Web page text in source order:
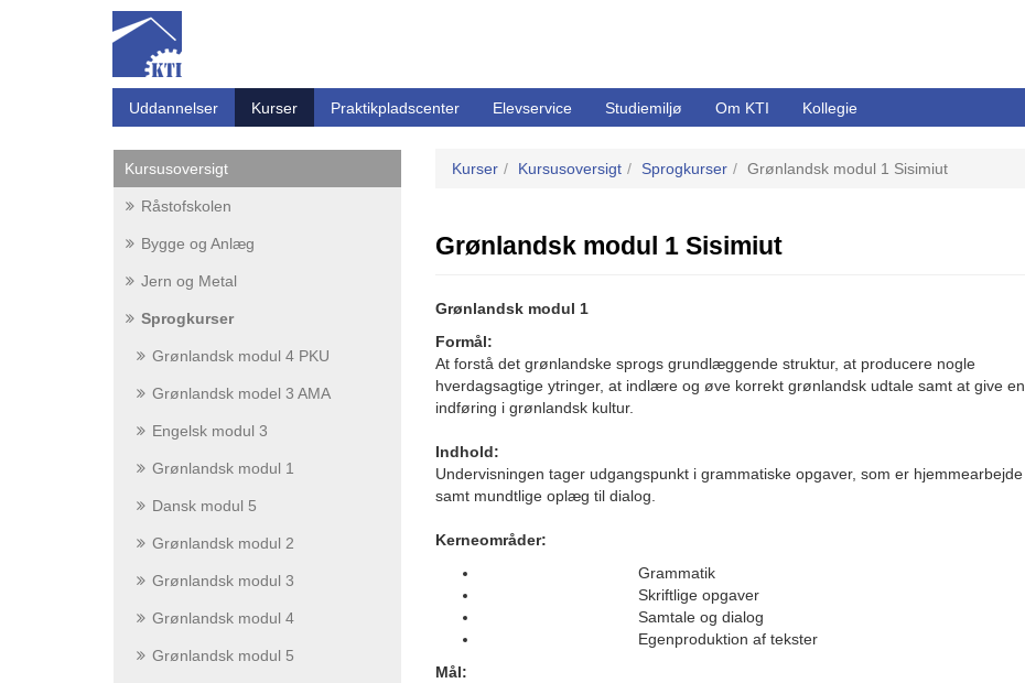
Uddannelser Kurser Praktikpladscenter Elevservice Studiemiljø Om KTI Kollegie
Kursusoversigt
Råstofskolen
Bygge og Anlæg
Jern og Metal
Sprogkurser
Grønlandsk modul 4 PKU
Grønlandsk model 3 AMA
Engelsk modul 3
Grønlandsk modul 1
Dansk modul 5
Grønlandsk modul 2
Grønlandsk modul 3
Grønlandsk modul 4
Grønlandsk modul 5
Kurser Kursusoversigt Sprogkurser Grønlandsk modul 1 Sisimiut
Grønlandsk modul 1 Sisimiut
Grønlandsk modul 1
Formål:
At forstå det grønlandske sprogs grundlæggende struktur, at producere nogle
hverdagsagtige ytringer, at indlære og øve korrekt grønlandsk udtale samt at give en
indføring i grønlandsk kultur.
Indhold:
Undervisningen tager udgangspunkt i grammatiske opgaver, som er hjemmearbejde
samt mundtlige oplæg til dialog.
Kerneområder:
Grammatik
Skriftlige opgaver
Samtale og dialog
Egenproduktion af tekster
Mål: